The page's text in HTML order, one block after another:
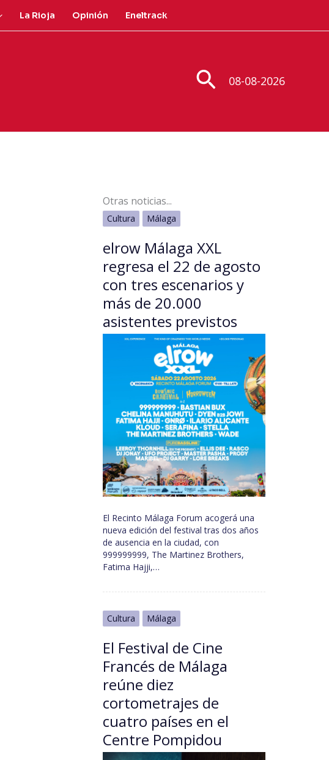
La Rioja Opinión Eneltrack
Buscar
08-08-2026
Otras noticias...
Cultura Málaga
elrow Málaga XXL
regresa el 22 de agosto
con tres escenarios y
más de 20.000
asistentes previstos
El Recinto Málaga Forum acogerá una
nueva edición del festival tras dos años
de ausencia en la ciudad, con
999999999, The Martinez Brothers,
Fatima Hajji,…
Cultura Málaga
El Festival de Cine
Francés de Málaga
reúne diez
cortometrajes de
cuatro países en el
Centre Pompidou